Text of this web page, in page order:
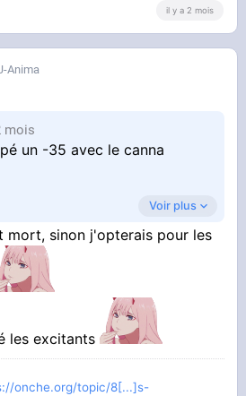
il y a 2 mois
Anima
mois
un -35 avec le canna
et termine ça se termine
Voir plus
mort, sinon j'opterais pour les
les excitants
onche.org/topic/8[...]s-